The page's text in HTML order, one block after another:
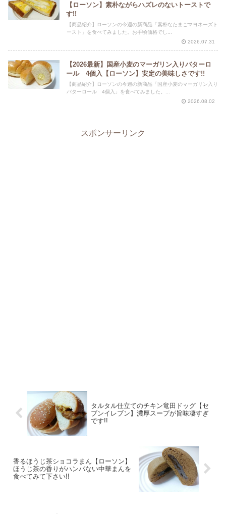
【ローソン】素朴ながらハズレのないトーストで
す!!
【商品紹介】ローソンの今週の新商品「素朴なたまごマヨネーズト
ースト」を食べてみました。お手頃価格でし...
2026.07.31
【2026最新】国産小麦のマーガリン入りバターロ
ール 4個入【ローソン】安定の美味しさです!!
【商品紹介】ローソンの今週の新商品「国産小麦のマーガリン入り
バターロール 4個入」を食べてみました。...
2026.08.02
スポンサーリンク
タルタル仕立てのチキン竜田ドッグ【セ
ブンイレブン】濃厚スープが旨味凄すぎ
です!!
香るほうじ茶ショコラまん【ローソン】
ほうじ茶の香りがハンパない中華まんを
食べてみて下さい!!